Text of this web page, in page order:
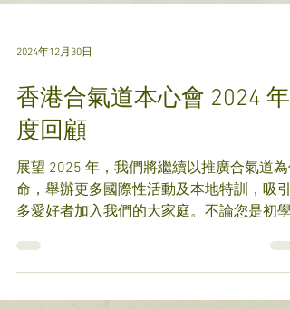
2024年12月30日
香港合氣道本心會 2024 年
度回顧
展望 2025 年，我們將繼續以推廣合氣道為
多愛好者加入我們的大家庭。不論您是初學
還是已具經驗的練習者，香港合氣道本心會
歡迎您踏上這段充滿挑戰與和諧的旅程。